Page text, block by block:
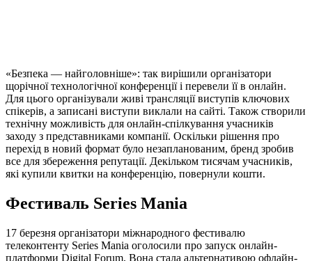
«Безпека — найголовніше»: так вирішили організатори
щорічної технологічної конференції і перевели її в онлайн.
Для цього організували живі трансляції виступів ключових
спікерів, а записані виступи виклали на сайті. Також створили
технічну можливість для онлайн-спілкування учасників
заходу з представниками компанії. Оскільки рішення про
перехід в новий формат було незапланованим, бренд зробив
все для збереження репутації. Декільком тисячам учасників,
які купили квитки на конференцію, повернули кошти.
Фестиваль Series Mania
17 березня організатори міжнародного фестивалю
телеконтенту Series Mania оголосили про запуск онлайн-
платформи Digital Forum. Вона стала альтернативою офлайн-